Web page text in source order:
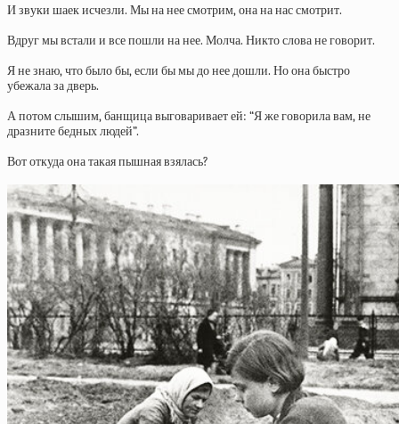
И звуки шаек исчезли. Мы на нее смотрим, она на нас смотрит.
Вдруг мы встали и все пошли на нее. Молча. Никто слова не говорит.
Я не знаю, что было бы, если бы мы до нее дошли. Но она быстро
убежала за дверь.
А потом слышим, банщица выговаривает ей: “Я же говорила вам, не
дразните бедных людей”.
Вот откуда она такая пышная взялась?